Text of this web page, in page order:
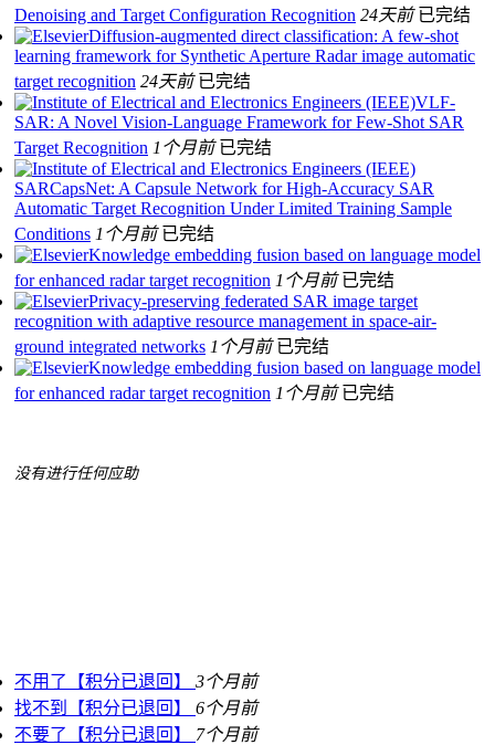
Denoising and Target Configuration Recognition 24天前 已完结
Diffusion-augmented direct classification: A few-shot
learning framework for Synthetic Aperture Radar image automatic
target recognition 24天前 已完结
VLF-
SAR: A Novel Vision-Language Framework for Few-Shot SAR
Target Recognition 1个月前 已完结
SARCapsNet: A Capsule Network for High-Accuracy SAR
Automatic Target Recognition Under Limited Training Sample
Conditions 1个月前 已完结
Knowledge embedding fusion based on language model
for enhanced radar target recognition 1个月前 已完结
Privacy-preserving federated SAR image target
recognition with adaptive resource management in space-air-
ground integrated networks 1个月前 已完结
Knowledge embedding fusion based on language model
for enhanced radar target recognition 1个月前 已完结
没有进行任何应助
不用了【积分已退回】 3个月前
找不到【积分已退回】 6个月前
不要了【积分已退回】 7个月前